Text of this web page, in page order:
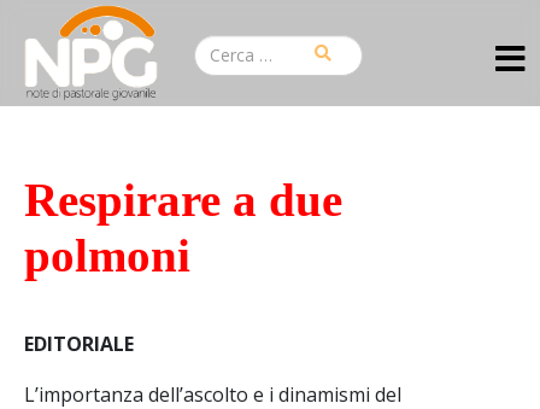
Respirare a due
polmoni
EDITORIALE
L’importanza dell’ascolto e i dinamismi del